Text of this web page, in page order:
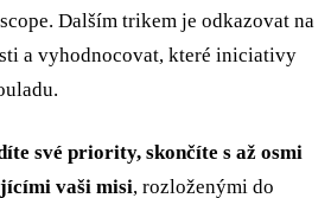
Dalším trikem je odkazovat na
a vyhodnocovat, které iniciativy
své priority, skončíte s až osmi
vaši misi, rozloženými do